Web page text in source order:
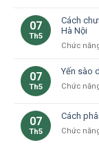
07
Th5
Cách
Hà Nội
Chức
07
Th5
Yến sào
Chức
07
Th5
Cách
Chức